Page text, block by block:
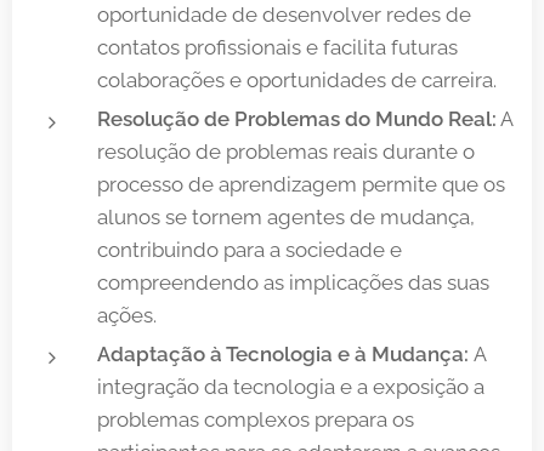
oportunidade de desenvolver redes de
contatos profissionais e facilita futuras
colaborações e oportunidades de carreira.
Resolução de Problemas do Mundo Real: A
resolução de problemas reais durante o
processo de aprendizagem permite que os
alunos se tornem agentes de mudança,
contribuindo para a sociedade e
compreendendo as implicações das suas
ações.
Adaptação à Tecnologia e à Mudança: A
integração da tecnologia e a exposição a
problemas complexos prepara os